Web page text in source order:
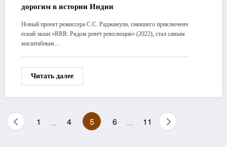
дорогим в истории Индии
Новый проект режиссера С.С. Раджамули, снявшего приключенч
еский экшн «RRR: Рядом ревёт революция» (2022), стал самым
масштабным…
Читать далее
Пагинация
1 4 5 6 11